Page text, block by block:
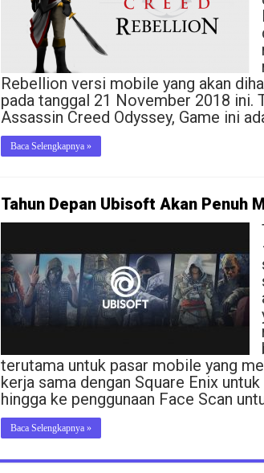
Rebellion versi mobile yang akan
pada tanggal 21 November 2018 ini.
Assassin Creed Odyssey, Game ini
Baca Selengkapnya »
Tahun Depan Ubisoft Akan Penuh
terutama untuk pasar mobile yang
kerja sama dengan Square Enix
hingga ke penggunaan Face Scan
Baca Selengkapnya »